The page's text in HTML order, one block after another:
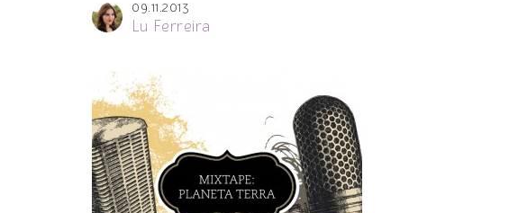
09.11.2013
Lu Ferreira